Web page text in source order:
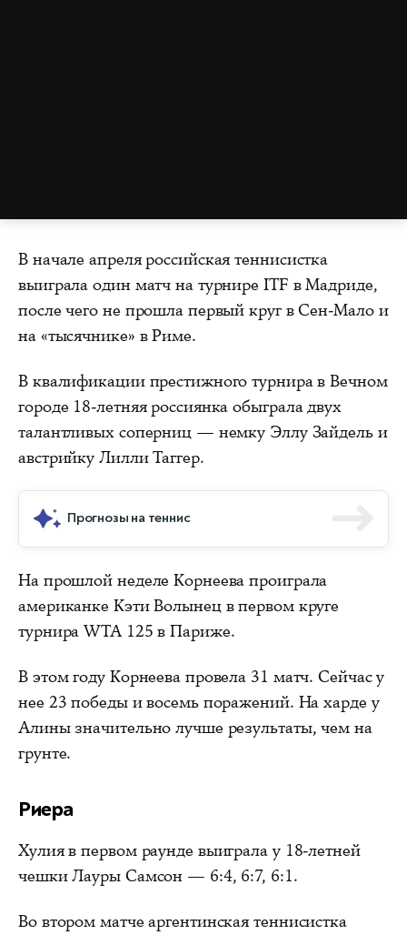
В начале апреля российская теннисистка
выиграла один матч на турнире ITF в Мадриде,
после чего не прошла первый круг в Сен-Мало и
на «тысячнике» в Риме.
В квалификации престижного турнира в Вечном
городе 18-летняя россиянка обыграла двух
талантливых соперниц — немку Эллу Зайдель и
австрийку Лилли Таггер.
Прогнозы на теннис
На прошлой неделе Корнеева проиграла
американке Кэти Волынец в первом круге
турнира WTA 125 в Париже.
В этом году Корнеева провела 31 матч. Сейчас у
нее 23 победы и восемь поражений. На харде у
Алины значительно лучше результаты, чем на
грунте.
Риера
Хулия в первом раунде выиграла у 18-летней
чешки Лауры Самсон — 6:4, 6:7, 6:1.
Во втором матче аргентинская теннисистка